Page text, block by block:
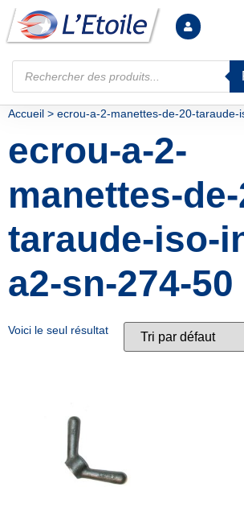
Accueil > ecrou-a-2-manettes-de-20-taraude-
ecrou-a-2-
manettes-
taraude-iso-
a2-sn-274-50
Voici le seul résultat